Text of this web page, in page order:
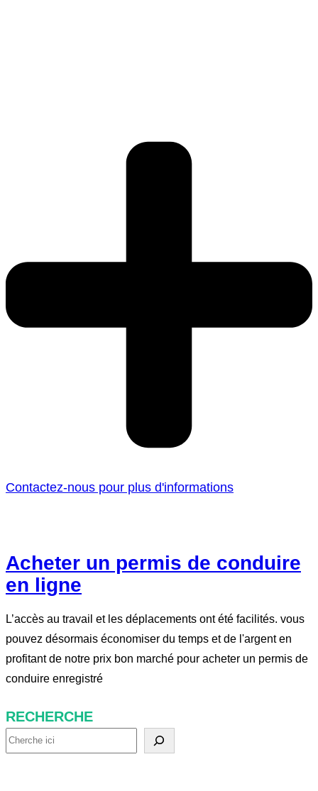
Contactez-nous pour plus d'informations
Acheter un permis de conduire
en ligne
L’accès au travail et les déplacements ont été facilités. vous
pouvez désormais économiser du temps et de l'argent en
profitant de notre prix bon marché pour acheter un permis de
conduire enregistré
RECHERCHE
R